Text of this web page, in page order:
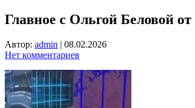
Главное с Ольгой Беловой от
Автор: admin | 08.02.2026
Нет комментариев